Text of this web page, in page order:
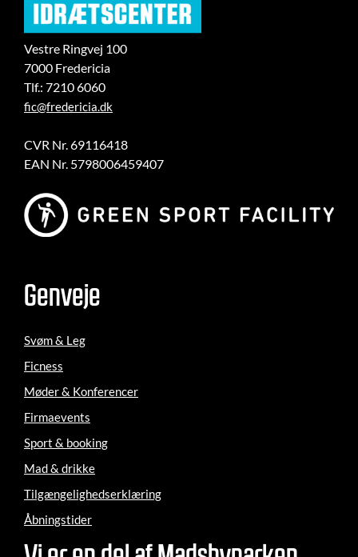
Vestre Ringvej 100
7000 Fredericia
Tlf.: 7210 6060
fic@fredericia.dk
CVR Nr. 69116418
EAN Nr. 5798006459407
Genveje
Svøm & Leg
Ficness
Møder & Konferencer
Firmaevents
Sport & booking
Mad & drikke
Tilgængelighedserklæring
Åbningstider